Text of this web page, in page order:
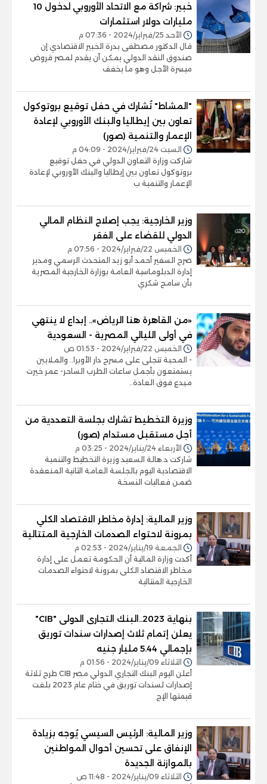
خبير: شراكة مع الاتحاد الأوروبي لدخول 10
مليارات دولار استثمارات
الأحد 25/فبراير/2024 - 07:36 م
قال الدكتور مصطفى بدرة الخبير الاقتصادي إن
صندوق النقد الدولي يمكن أن يقدم لمصر قروض
ميسرة الأجل وهو ما يخفف
"المشاط" تُشارك في حفل توقيع بروتوكول
تعاون بين إيطاليا والبنك الأوروبي لإعادة
الإعمار والتنمية (صور)
السبت 24/فبراير/2024 - 04:09 م
شاركت وزارة التعاون الدولي في حفل توقيع
بروتوكول تعاون بين إيطاليا والبنك الأوروبي لإعادة
الإعمار والتنمية ب
وزير الخارجية: يجب إصلاح النظام المالي
الدولي للقضاء على الفقر
الخميس 22/فبراير/2024 - 07:56 م
صرح السفير أحمد أبو زيد المتحدث الرسمي ومدير
إدارة الدبلوماسية العامة بوزارة الخارجية المصرية
بأن سامح شكري
«من القاهرة هنا الرياض».. إبداع لا ينتهي
في أولى الليالي المصرية - السعودية
الخميس 22/فبراير/2024 - 01:53 ص
- المحبة تتجلى على مسرح دار الأوبرا.. والملايين
يستمتعون بأجمل ساعات الطرب الساحر- عمر خيرت
مبدع فوق العادة..
وزيرة التخطيط تشارك بجلسة التعددية من
أجل مستقبل مستدام (صور)
الأربعاء 24/يناير/2024 - 03:25 م
شاركت د.هالة السعيد وزيرة التخطيط والتنمية
الاقتصادية اليوم بالجلسة العامة الثانية المنعقدة
ضمن فعاليات النسخة
وزير المالية: إدارة مخاطر الاقتصاد الكلي
بمرونة لاحتواء الصدمات الخارجية المتتالية
الجمعة 19/يناير/2024 - 02:53 م
أكدت وزارة المالية أن الحكومة تعمل على إدارة
مخاطر الاقتصاد الكلى بمرونة لاحتواء الصدمات
الخارجية المتتالية
بنهاية 2023..البنك التجارى الدولى "CIB"
يعلن إتمام ثلاث إصدارات سندات توريق
بإجمالي 5.44 مليار جنيه
الثلاثاء 09/يناير/2024 - 01:56 م
أعلن اليوم البنك التجاري الدولي مصر CIB طرح ثلاثة
إصدارات لسندات توريق في ختام عام 2023 بلغت
قيمتها الإج
وزير المالية: الرئيس السيسي يُوجه بزيادة
الإنفاق على تحسين أحوال المواطنين
بالموازنة الجديدة
الثلاثاء 09/يناير/2024 - 11:48 ص